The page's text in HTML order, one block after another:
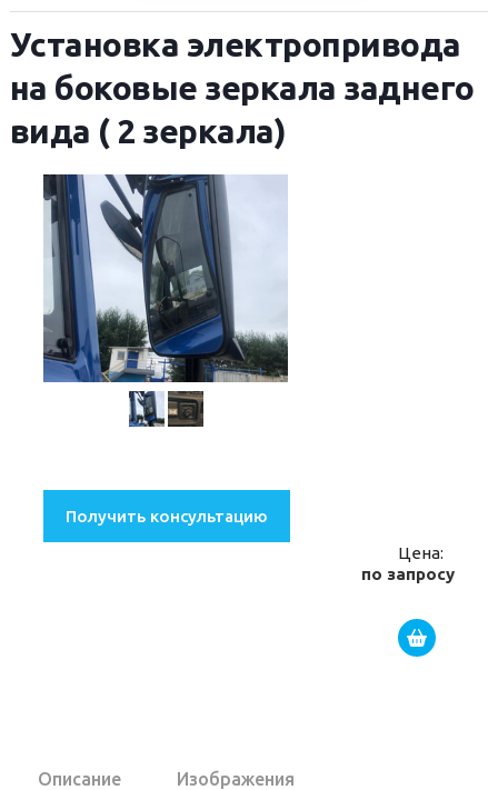
Установка электропривода
на боковые зеркала заднего
вида ( 2 зеркала)
Получить консультацию
Цена:
по запросу
Описание Изображения